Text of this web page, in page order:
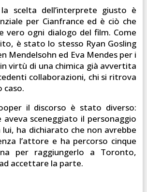
scelta dell’interprete giusto è
per Cianfrance ed è ciò che
vero ogni dialogo del film. Come
è stato lo stesso Ryan Gosling
Mendelsohn ed Eva Mendes per i
virtù di una chimica già avvertita
collaborazioni, chi si ritrova
caso.
il discorso è stato diverso:
aveva sceneggiato il personaggio
lui, ha dichiarato che non avrebbe
l’attore e ha percorso cinque
per raggiungerlo a Toronto,
accettare la parte.